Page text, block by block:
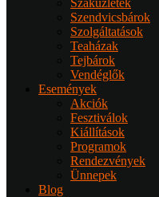
Szaküzletek
Szendvicsbárok
Szolgáltatások
Teaházak
Tejbárok
Vendéglők
Események
Akciók
Fesztiválok
Kiállítások
Programok
Rendezvények
Ünnepek
Blog